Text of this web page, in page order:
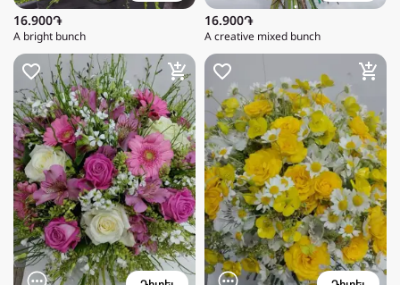
16.900֏
A bright bunch
16.900֏
A creative mixed bunch